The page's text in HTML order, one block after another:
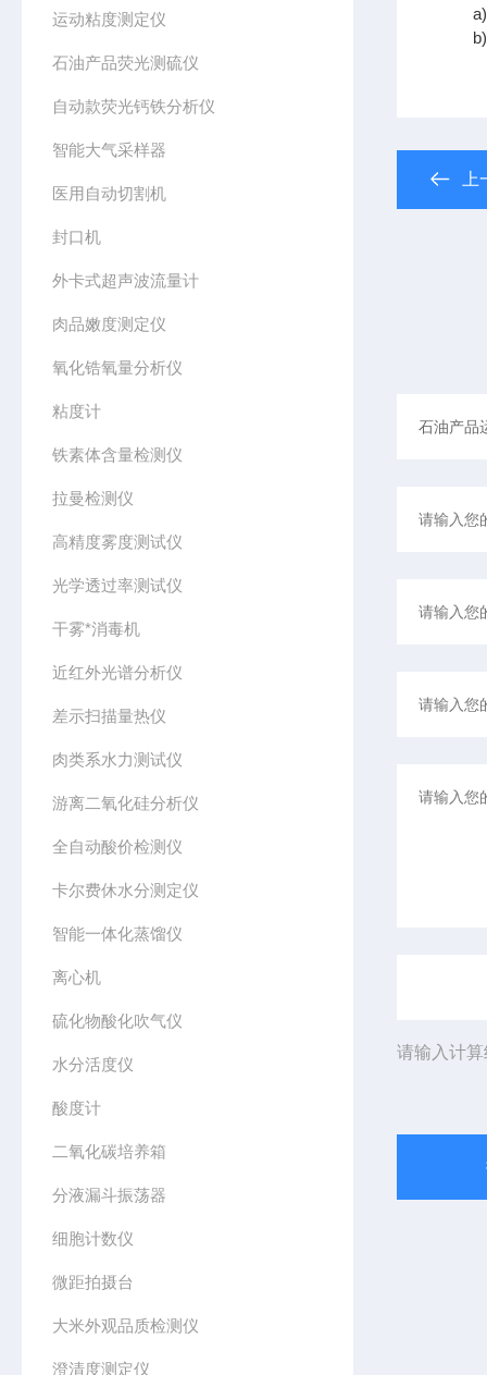
运动粘度测定仪
石油产品荧光测硫仪
自动款荧光钙铁分析仪
智能大气采样器
医用自动切割机
封口机
外卡式超声波流量计
肉品嫩度测定仪
氧化锆氧量分析仪
粘度计
铁素体含量检测仪
拉曼检测仪
高精度雾度测试仪
光学透过率测试仪
干雾*消毒机
近红外光谱分析仪
差示扫描量热仪
肉类系水力测试仪
游离二氧化硅分析仪
全自动酸价检测仪
卡尔费休水分测定仪
智能一体化蒸馏仪
离心机
硫化物酸化吹气仪
水分活度仪
酸度计
二氧化碳培养箱
分液漏斗振荡器
细胞计数仪
微距拍摄台
大米外观品质检测仪
澄清度测定仪
a)
b)
请输入计